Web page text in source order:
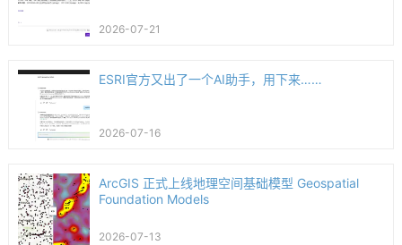
2026-07-21
ESRI官方又出了一个AI助手，用下来……
2026-07-16
ArcGIS 正式上线地理空间基础模型 Geospatial
Foundation Models
2026-07-13